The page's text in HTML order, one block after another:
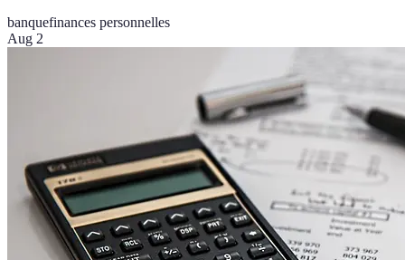
banquefinances personnelles
Aug 2